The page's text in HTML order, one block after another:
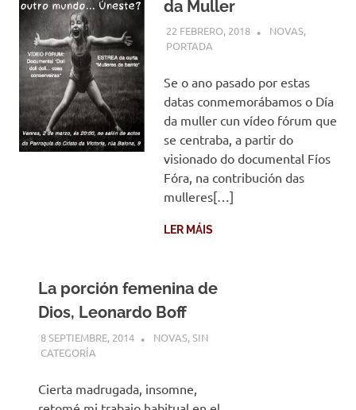
da Muller
22 FEBRERO, 2018 COMUNIDADE
NOVAS,
PORTADA
Se o ano pasado por estas
datas conmemorábamos o Día
da muller cun vídeo fórum que
se centraba, a partir do
visionado do documental Fíos
Fóra, na contribución das
mulleres[…]
LER MÁIS
La porción femenina de
Dios, Leonardo Boff
8 SEPTIEMBRE, 2014 DESARROLLO
NOVAS,SIN
CATEGORÍA
Cierta madrugada, insomne,